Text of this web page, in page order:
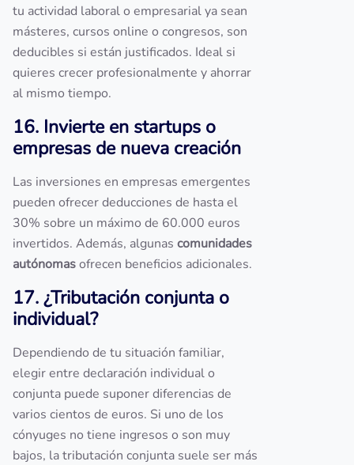
tu actividad laboral o empresarial ya sean
másteres, cursos online o congresos, son
deducibles si están justificados. Ideal si
quieres crecer profesionalmente y ahorrar
al mismo tiempo.
16. Invierte en startups o
empresas de nueva creación
Las inversiones en empresas emergentes
pueden ofrecer deducciones de hasta el
30% sobre un máximo de 60.000 euros
invertidos. Además, algunas comunidades
autónomasofrecen beneficios adicionales.
17. ¿Tributación conjunta o
individual?
Dependiendo de tu situación familiar,
elegir entre declaración individual o
conjunta puede suponer diferencias de
varios cientos de euros. Si uno de los
cónyuges no tiene ingresos o son muy
bajos, la tributación conjunta suele ser más